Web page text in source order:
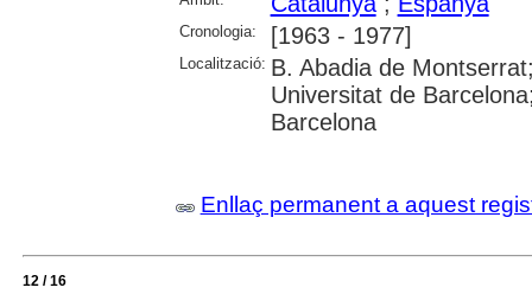
Cronologia: [1963 - 1977]
Localització: B. Abadia de
Universitat de
Barcelona
Enllaç permanent a aquest
12 / 16